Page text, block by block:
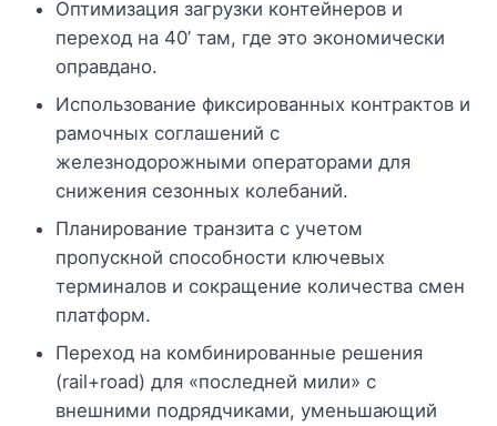
Оптимизация загрузки контейнеров и
переход на 40’ там, где это экономически
оправдано.
Использование фиксированных контрактов и
рамочных соглашений с
железнодорожными операторами для
снижения сезонных колебаний.
Планирование транзита с учетом
пропускной способности ключевых
терминалов и сокращение количества смен
платформ.
Переход на комбинированные решения
(rail+road) для «последней мили» с
внешними подрядчиками, уменьшающий